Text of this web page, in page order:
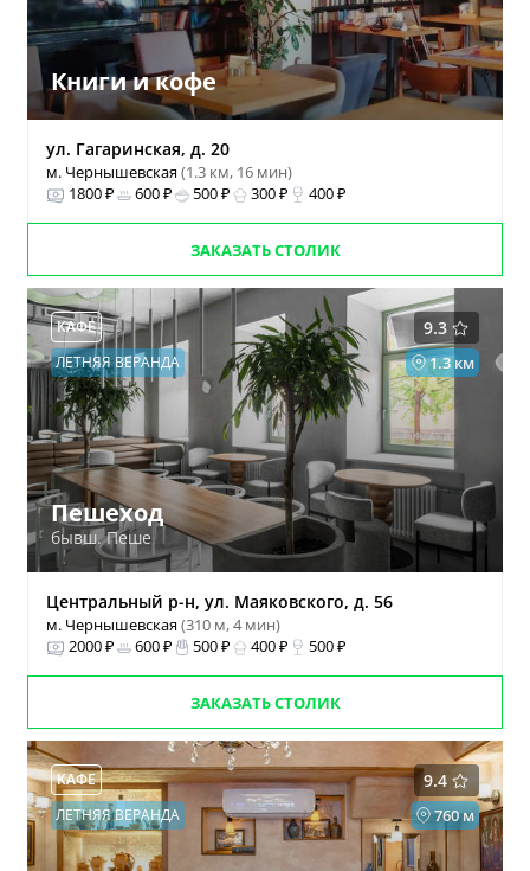
Книги и кофе
ул. Гагаринская, д. 20
м. Чернышевская(1.3 км, 16 мин)
1800 ₽
600 ₽ 500 ₽ 300 ₽ 400 ₽
ЗАКАЗАТЬ СТОЛИК
9.3
КАФЕ
1.3 км
ЛЕТНЯЯ ВЕРАНДА
Пешеход
бывш. Пеше
Центральный р-н, ул. Маяковского, д. 56
м. Чернышевская(310 м, 4 мин)
2000 ₽
600 ₽ 500 ₽ 400 ₽ 500 ₽
ЗАКАЗАТЬ СТОЛИК
9.4
КАФЕ
760 м
ЛЕТНЯЯ ВЕРАНДА